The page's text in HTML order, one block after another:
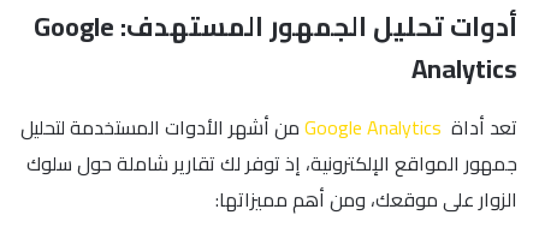
أدوات تحليل الجمهور المستهدف: Google
Analytics
تعد أداة Google Analyticsمن أشهر الأدوات المستخدمة لتحليل
جمهور المواقع الإلكترونية، إذ توفر لك تقارير شاملة حول سلوك
الزوار على موقعك، ومن أهم مميزاتها: